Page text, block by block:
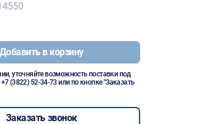
Добавить в корзину
уточняйте возможность поставки под
+7 (3822) 52-34-73 или по кнопке "Заказать
Заказать звонок